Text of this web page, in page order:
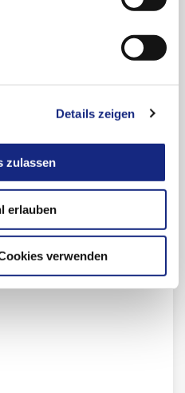
Details zeigen
zulassen
erlauben
verwenden
"Drug Safety Mail"
Arzneimittelwirkungen